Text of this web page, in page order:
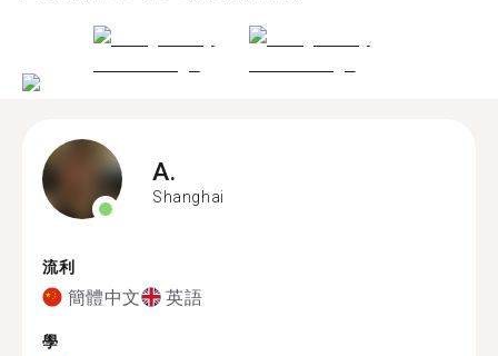
A.
Shanghai
流利
簡體中文 英語
學